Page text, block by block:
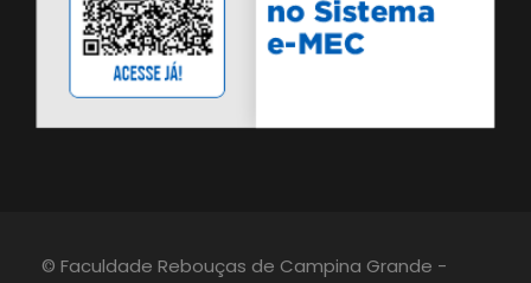
© Faculdade Rebouças de Campina Grande -